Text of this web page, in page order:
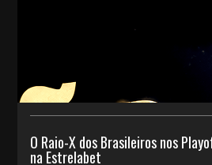
O Raio-X dos Brasileiros nos
na Estrelabet